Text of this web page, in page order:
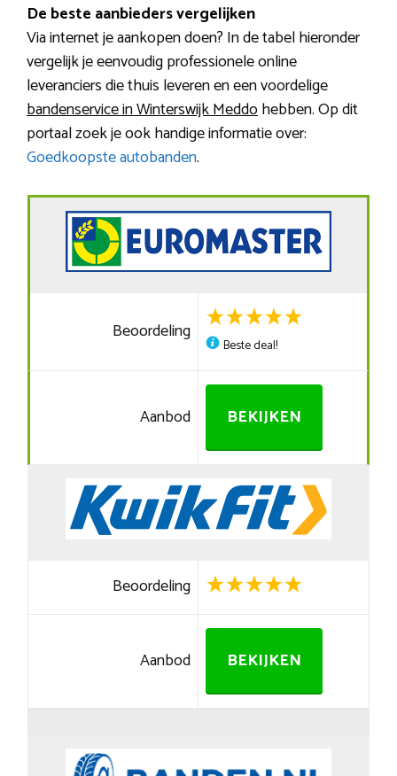
De beste aanbieders vergelijken
Via internet je aankopen doen? In de tabel hieronder
vergelijk je eenvoudig professionele online
leveranciers die thuis leveren en een voordelige
bandenservice in Winterswijk Meddohebben. Op dit
portaal zoek je ook handige informatie over:
Goedkoopste autobanden.
Beoordeling
Beste deal!
Aanbod BEKIJKEN
Beoordeling
Aanbod BEKIJKEN